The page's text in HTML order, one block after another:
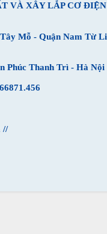
VÀ XÂY LẮP CƠ ĐIỆN
Mỗ - Quận Nam Từ
Phúc Thanh Trì - Hà Nội
//